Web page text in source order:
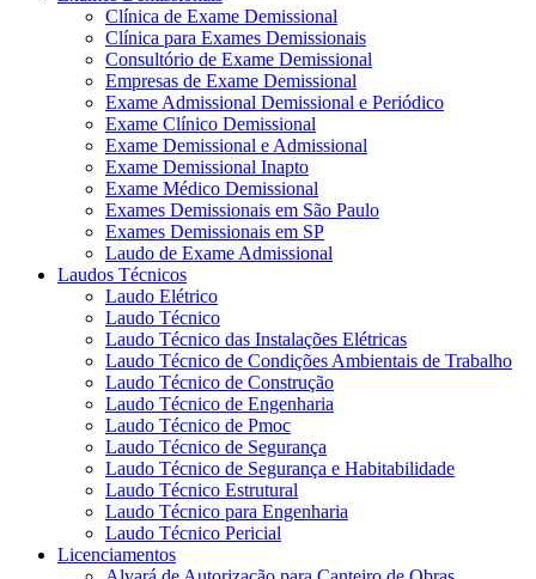
Clínica de Exame Demissional
Clínica para Exames Demissionais
Consultório de Exame Demissional
Empresas de Exame Demissional
Exame Admissional Demissional e Periódico
Exame Clínico Demissional
Exame Demissional e Admissional
Exame Demissional Inapto
Exame Médico Demissional
Exames Demissionais em São Paulo
Exames Demissionais em SP
Laudo de Exame Admissional
Laudos Técnicos
Laudo Elétrico
Laudo Técnico
Laudo Técnico das Instalações Elétricas
Laudo Técnico de Condições Ambientais de Trabalho
Laudo Técnico de Construção
Laudo Técnico de Engenharia
Laudo Técnico de Pmoc
Laudo Técnico de Segurança
Laudo Técnico de Segurança e Habitabilidade
Laudo Técnico Estrutural
Laudo Técnico para Engenharia
Laudo Técnico Pericial
Licenciamentos